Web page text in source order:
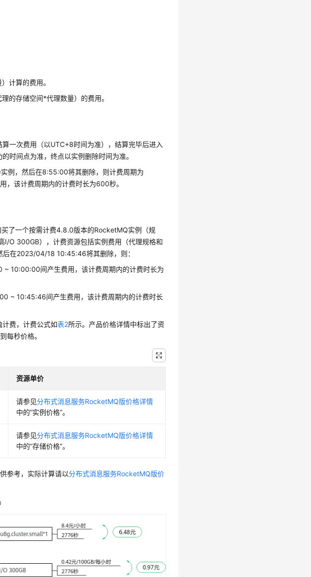
计算的费用。
的存储空间*代理数量）的费用。
一次费用（以UTC+8时间为准），结算完毕后进入
时间点为准，终点以实例删除时间为准。
例，然后在8:55:00将其删除，则计费周期为
该计费周期内的计费时长为600秒。
了一个按需计费4.8.0版本的RocketMQ实例（规
O 300GB），计费资源包括实例费用（代理规格和
在2023/04/18 10:45:46将其删除，则：
10:00:00间产生费用，该计费周期内的计费时长为
~ 10:45:46间产生费用，该计费周期内的计费时长
费，计费公式如表2所示。产品价格详情中标出了资
每秒价格。
资源单价
请参见分布式消息服务RocketMQ版价格详情
中的“实例价格”。
请参见分布式消息服务RocketMQ版价格详情
中的“存储价格”。
参考，实际计算请以分布式消息服务RocketMQ版价